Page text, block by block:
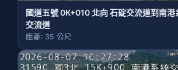
國道五號 0K+010 北向 石碇交流道到南港
交流道
距離: 35 公尺